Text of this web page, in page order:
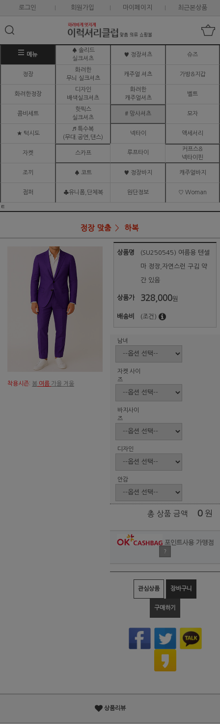
로그인 회원가입 마이페이지 최근본상품
메뉴
♠ 솔리드
실크셔츠
♥ 정장셔츠 슈즈
정장
화려한
무늬 실크셔츠
캐주얼 셔츠 가방&지갑
화려한정장
디자인
배색실크셔츠
화려한
캐주얼셔츠
벨트
콤비세트
핫픽스
실크셔츠
# 망사셔츠 모자
★ 턱시도
♬ 특수복
(무대.공연,댄스)
넥타이 액세서리
자켓 스카프 루프타이
커프스&
넥타이핀
조끼 ♠ 코트 ♥ 정장바지 캐주얼바지
점퍼 ♣유니폼,단체복 원단정보 ♡ Woman
ㅌ
정장 맞춤 하복
착용시즌: 봄 여름 가을 겨울
상품명 (SU250545) 여름용 텐셀
마 정장,자연스런 구김 약
간 있음
상품가 328,000원
배송비 (조건)
남녀
자켓 사이
즈
바지사이
즈
디자인
안감
총 상품 금액 0 원
포인트사용 가맹점
?
관심상품 장바구니
구매하기
상품리뷰